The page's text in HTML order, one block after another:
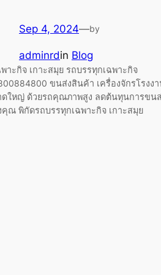
Sep 4, 2024—by
adminrdin Blog
าะกิจ เกาะสมุย รถบรรทุกเฉพาะกิจ
ขนส่งสินค้า เครื่องจักรโรงง
ใหญ่ ด้วยรถคุณภาพสูง ลดต้นทุนการขน
ณ พิกัดรถบรรทุกเฉพาะกิจ เกาะสมุย